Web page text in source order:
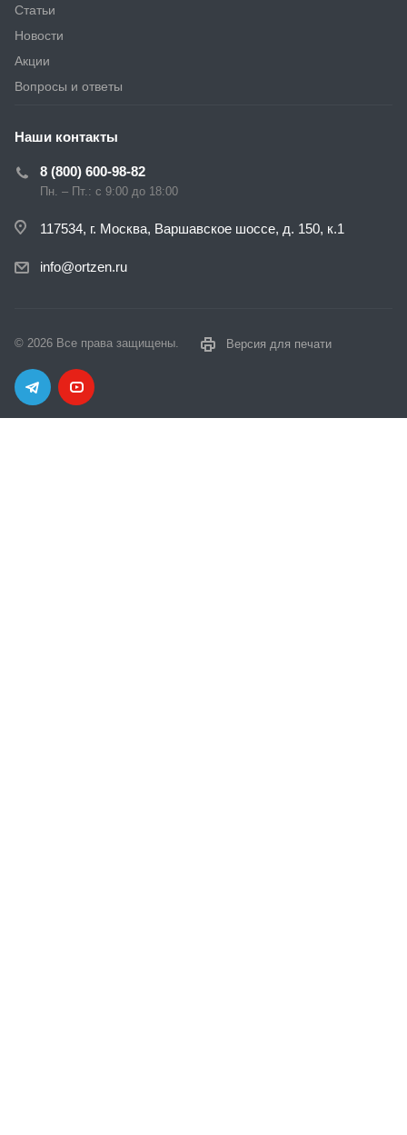
Статьи
Новости
Акции
Вопросы и ответы
Наши контакты
8 (800) 600-98-82
Пн. – Пт.: с 9:00 до 18:00
117534, г. Москва, Варшавское шоссе, д. 150, к.1
info@ortzen.ru
© 2026 Все права защищены. Версия для печати